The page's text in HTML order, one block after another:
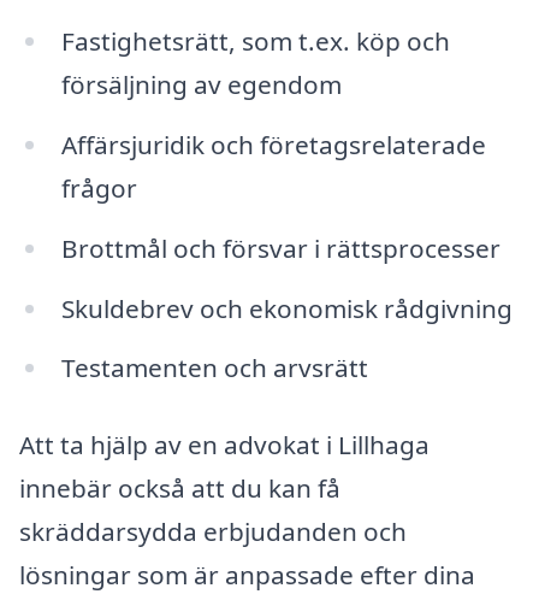
Fastighetsrätt, som t.ex. köp och
försäljning av egendom
Affärsjuridik och företagsrelaterade
frågor
Brottmål och försvar i rättsprocesser
Skuldebrev och ekonomisk rådgivning
Testamenten och arvsrätt
Att ta hjälp av en advokat i Lillhaga
innebär också att du kan få
skräddarsydda erbjudanden och
lösningar som är anpassade efter dina